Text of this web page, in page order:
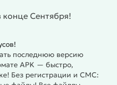
гостями из
включает разные
Будет это победа
машины?
Скачай и
сценки и
Сарой, Джоном и
Сентября!
последнюю версию
APK — быстро,
Без регистрации и СМС: